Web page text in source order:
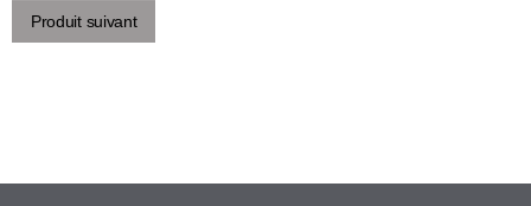
Produit suivant